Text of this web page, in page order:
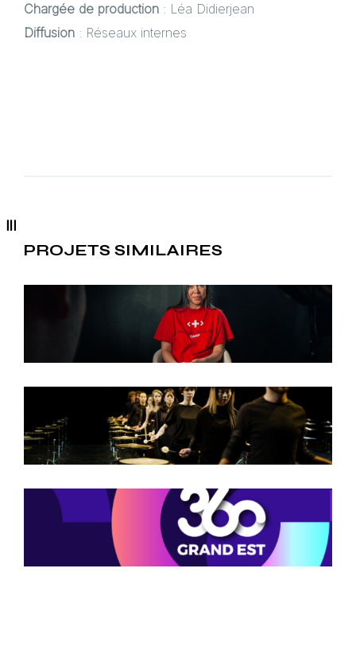
Chargée de production : Léa Didierjean
Diffusion : Réseaux internes
PROJETS SIMILAIRES